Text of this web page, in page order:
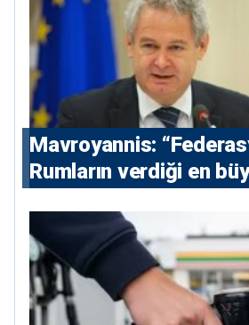
Mavroyannis:
Rumların verdiği en